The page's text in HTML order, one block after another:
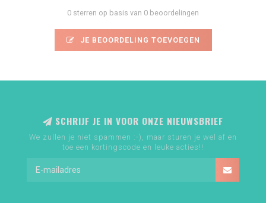
0 sterren op basis van 0 beoordelingen
JE BEOORDELING TOEVOEGEN
SCHRIJF JE IN VOOR ONZE NIEUWSBRIEF
We zullen je niet spammen :-), maar sturen je wel af en
toe een kortingscode en leuke acties!!